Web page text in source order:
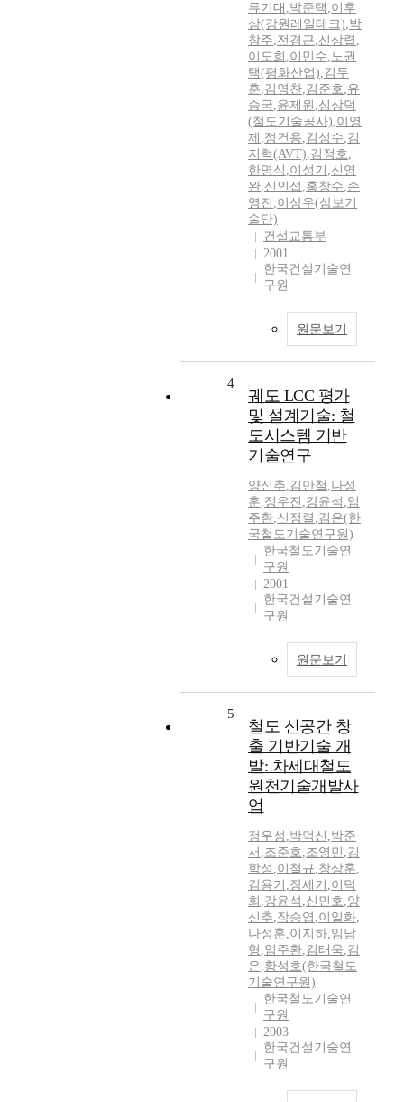
류기대 ,박준택 ,이후
삼(강원레일테크),박
창주,전경근,신상렬 ,
이도희 ,이민수,노권
택(평화산업),김두
훈,김영찬,김준호,유
승국,윤제원 ,심상덕
(철도기술공사),이영
제 ,정건용,김성수,김
지혁(AVT),김정호,
한명식 ,이성기 ,신영
완,신인섭 ,홍창수,손
영진 ,이상우(삼보기
술단)
건설교통부
2001
한국건설기술연
구원
원문보기
4
궤도 LCC 평가
및 설계기술: 철
도시스템 기반
기술연구
양신추,김만철 ,나성
훈,정우진 ,강윤석 ,엄
주환,신정렬 ,김은(한
국철도기술연구원)
한국철도기술연
구원
2001
한국건설기술연
구원
원문보기
5
철도 신공간 창
출 기반기술 개
발: 차세대철도
원천기술개발사
업
정우성 ,박덕신 ,박준
서 ,조준호,조영민 ,김
학성 ,이철규,창상훈,
김용기 ,장세기 ,이덕
희 ,강윤석 ,신민호,양
신추,장승엽 ,이일화,
나성훈,이지하,임남
형 ,엄주환,김태욱,김
은,황성호(한국철도
기술연구원)
한국철도기술연
구원
2003
한국건설기술연
구원